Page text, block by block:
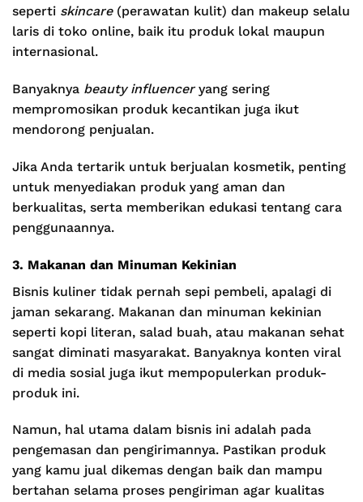
seperti skincare(perawatan kulit) dan makeup selalu
laris di toko online, baik itu produk lokal maupun
internasional.
Banyaknya beauty influenceryang sering
mempromosikan produk kecantikan juga ikut
mendorong penjualan.
Jika Anda tertarik untuk berjualan kosmetik, penting
untuk menyediakan produk yang aman dan
berkualitas, serta memberikan edukasi tentang cara
penggunaannya.
3. Makanan dan Minuman Kekinian
Bisnis kuliner tidak pernah sepi pembeli, apalagi di
jaman sekarang. Makanan dan minuman kekinian
seperti kopi literan, salad buah, atau makanan sehat
sangat diminati masyarakat. Banyaknya konten viral
di media sosial juga ikut mempopulerkan produk-
produk ini.
Namun, hal utama dalam bisnis ini adalah pada
pengemasan dan pengirimannya. Pastikan produk
yang kamu jual dikemas dengan baik dan mampu
bertahan selama proses pengiriman agar kualitas